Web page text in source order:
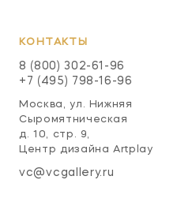
КОНТАКТЫ
8 (800) 302-61-96
+7 (495) 798-16-96
Москва, ул. Нижняя
Сыромятническая
д. 10, стр. 9,
Центр дизайна Artplay
vc@vcgallery.ru